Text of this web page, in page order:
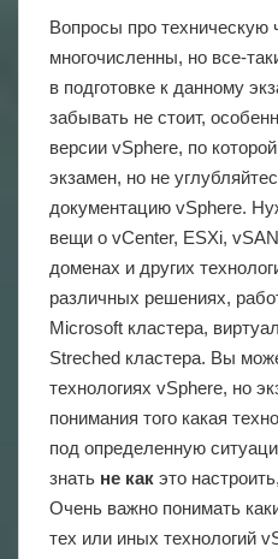
Вопросы про техническую
многочисленны, но все-
в подготовке к данному
забывать не стоит,
версии vSphere, по
экзамен, но не
документацию vSphere.
вещи о vCenter, ESXi,
доменах и других
различных решениях,
Microsoft кластера,
Streched кластера. Вы
технологиях vSphere, но
понимания того какая
под определенную
знать не как это
Очень важно понимать
тех или иных технологий